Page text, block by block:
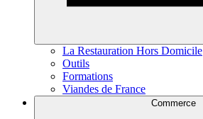
La Restauration Hors Domicile
Outils
Formations
Viandes de France
Commerce